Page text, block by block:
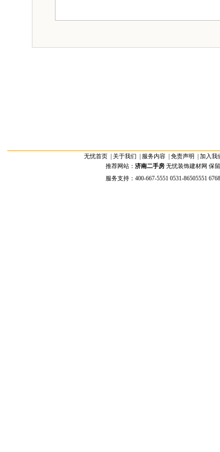
无忧首页 关于我们 服务内容 免责声明
加入我
推荐网站： 济南二手房 无忧装饰建材网 保
服务支持：400-667-5551 0531-86505551